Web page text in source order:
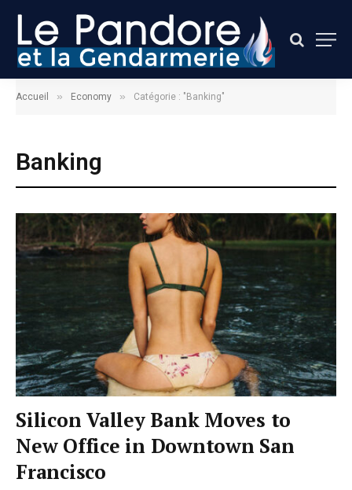
Accueil » Economy » Catégorie : "Banking"
Banking
Silicon Valley Bank Moves to
New Office in Downtown San
Francisco